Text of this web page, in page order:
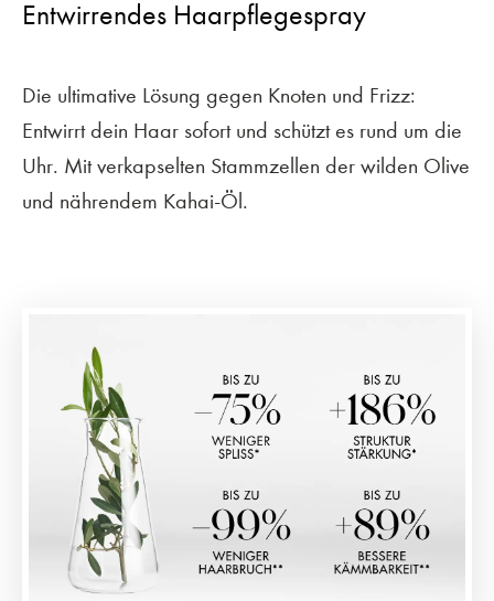
Entwirrendes Haarpflegespray
Die ultimative Lösung gegen Knoten und Frizz:
Entwirrt dein Haar sofort und schützt es rund um die
Uhr. Mit verkapselten Stammzellen der wilden Olive
und nährendem Kahai-Öl.